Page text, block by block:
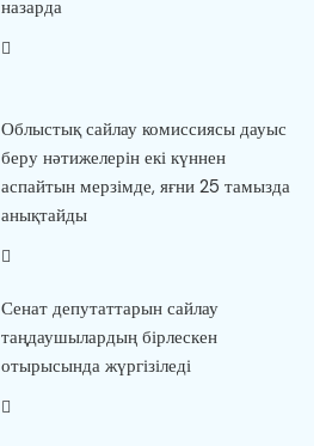
назарда
Облыстық сайлау комиссиясы дауыс
беру нәтижелерін екі күннен
аспайтын мерзімде, яғни 25 тамызда
анықтайды
Сенат депутаттарын сайлау
таңдаушылардың бірлескен
отырысында жүргізіледі